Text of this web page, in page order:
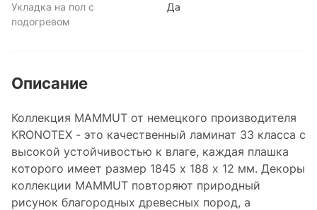
Укладка на пол с
подогревом
Да
Описание
Коллекция MAMMUT от немецкого производителя
KRONOTEX - это качественный ламинат 33 класса с
высокой устойчивостью к влаге, каждая плашка
которого имеет размер 1845 x 188 x 12 мм. Декоры
коллекции MAMMUT повторяют природный
рисунок благородных древесных пород, а